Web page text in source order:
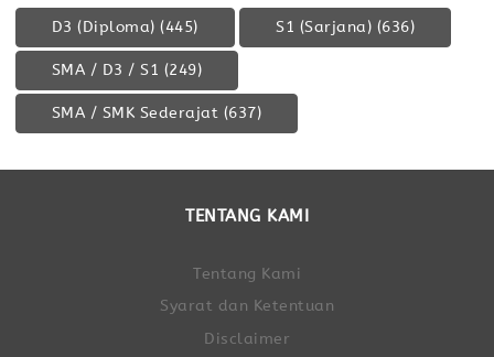
D3 (Diploma) (445) S1 (Sarjana) (636)
SMA / D3 / S1 (249)
SMA / SMK Sederajat (637)
TENTANG KAMI
Tentang Kami
Syarat dan Ketentuan
Disclaimer